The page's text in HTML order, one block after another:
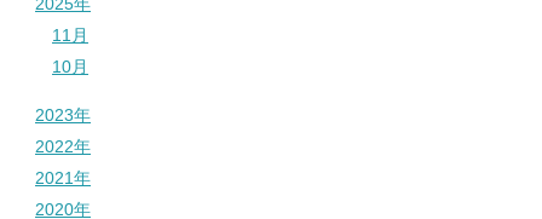
11月
10月
2023年
2022年
2021年
2020年